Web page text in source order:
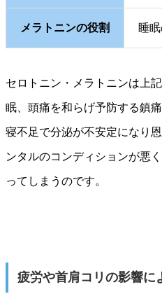
メラトニンの役割 睡
セロトニン・メラトニンは上
眠、頭痛を和らげ予防する鎮
寝不足で分泌が不安定になり
ンタルのコンディションが悪
ってしまうのです。
疲労や首肩コリの影響に